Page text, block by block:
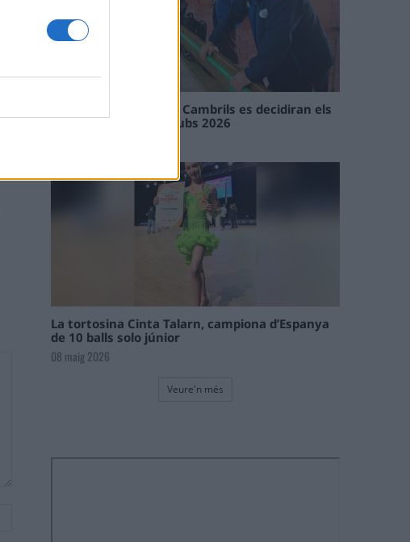
En les tirades de Flix i Cambrils es decidiran els
campions de l’Interclubs 2026
La tortosina Cinta Talarn, campiona d’Espanya
de 10 balls solo júnior
08 maig 2026
Veure'n més